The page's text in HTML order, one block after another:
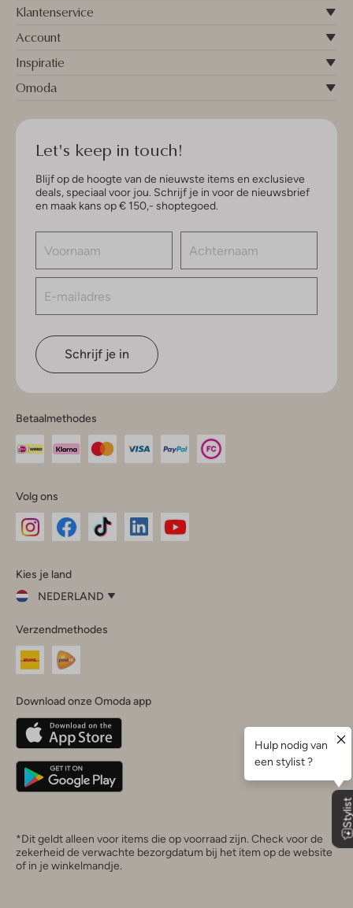
Klantenservice
Account
Inspiratie
Omoda
Let's keep in touch!
Blijf op de hoogte van de nieuwste items en exclusieve
deals, speciaal voor jou. Schrijf je in voor de nieuwsbrief
en maak kans op € 150,- shoptegoed.
Schrijf je in
Betaalmethodes
Volg ons
InstagramFacebook
Kies je land
NEDERLAND
je
land
Nederland
Belgique(Français)
Deutschland
Verzendmethodes
Download onze Omoda app
*Dit geldt alleen voor items die op voorraad zijn. Check voor de
zekerheid de verwachte bezorgdatum bij het item op de website
of in je winkelmandje.